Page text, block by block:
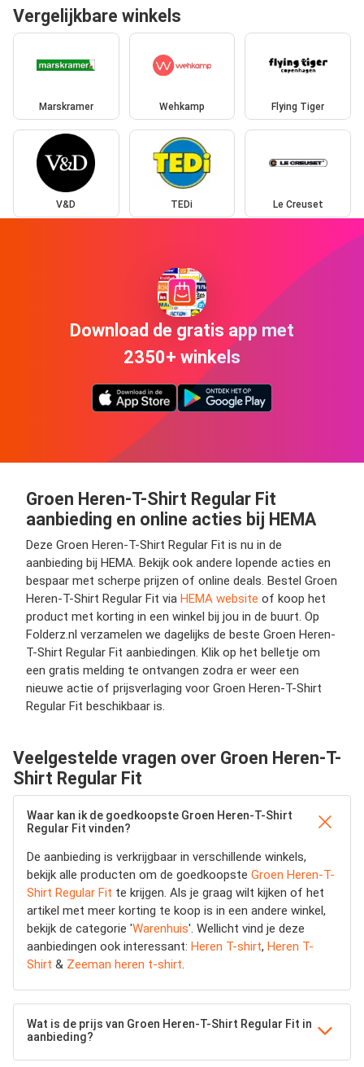
Vergelijkbare winkels
Marskramer Wehkamp Flying Tiger
V&D TEDi Le Creuset
Download de gratis app met
2350+ winkels
Groen Heren-T-Shirt Regular Fit
aanbieding en online acties bij HEMA
Deze Groen Heren-T-Shirt Regular Fit is nu in de
aanbieding bij HEMA. Bekijk ook andere lopende acties en
bespaar met scherpe prijzen of online deals. Bestel Groen
Heren-T-Shirt Regular Fit via HEMA website of koop het
product met korting in een winkel bij jou in de buurt. Op
Folderz.nl verzamelen we dagelijks de beste Groen Heren-
T-Shirt Regular Fit aanbiedingen. Klik op het belletje om
een gratis melding te ontvangen zodra er weer een
nieuwe actie of prijsverlaging voor Groen Heren-T-Shirt
Regular Fit beschikbaar is.
Veelgestelde vragen over Groen Heren-T-
Shirt Regular Fit
Waar kan ik de goedkoopste Groen Heren-T-Shirt
Regular Fit vinden?
De aanbieding is verkrijgbaar in verschillende winkels,
bekijk alle producten om de goedkoopste Groen Heren-T-
Shirt Regular Fit te krijgen. Als je graag wilt kijken of het
artikel met meer korting te koop is in een andere winkel,
bekijk de categorie 'Warenhuis'. Wellicht vind je deze
aanbiedingen ook interessant: Heren T-shirt, Heren T-
Shirt & Zeeman heren t-shirt
Wat is de prijs van Groen Heren-T-Shirt Regular Fit in
aanbieding?